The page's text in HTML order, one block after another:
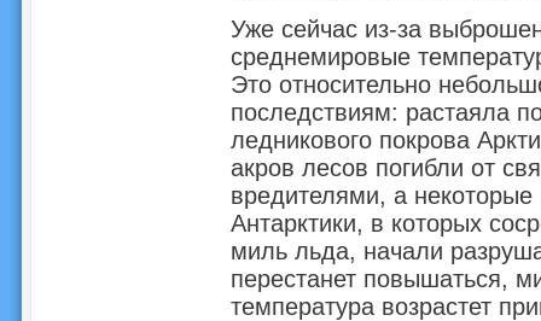
Уже сейчас из-за
среднемировые
Это относительно
последствиям: растаяла
ледникового покрова
акров лесов погибли от
вредителями, а
Антарктики, в которых
миль льда, начали
перестанет повышаться,
температура возрастет